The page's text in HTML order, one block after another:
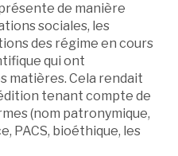
de manière
sociales, les
des régime en cours
qui ont
matières. Cela rendait
tenant compte de
(nom patronymique,
PACS, bioéthique, les